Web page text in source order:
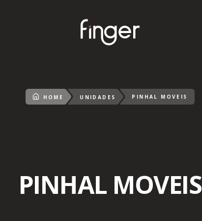
HOME UNIDADES PINHAL MOVEIS
PINHAL MOVEIS